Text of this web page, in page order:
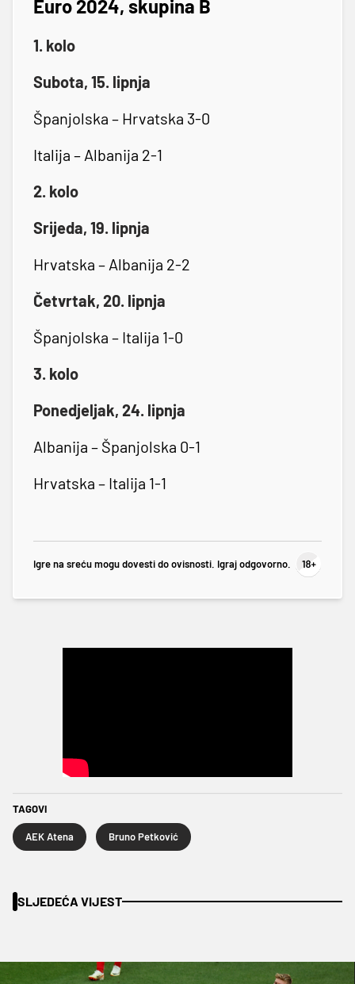
Euro 2024, skupina B
1. kolo
Subota, 15. lipnja
Španjolska – Hrvatska 3-0
Italija – Albanija 2-1
2. kolo
Srijeda, 19. lipnja
Hrvatska – Albanija 2-2
Četvrtak, 20. lipnja
Španjolska – Italija 1-0
3. kolo
Ponedjeljak, 24. lipnja
Albanija – Španjolska 0-1
Hrvatska – Italija 1-1
Igre na sreću mogu dovesti do ovisnosti. Igraj odgovorno.
TAGOVI
AEK Atena Bruno Petković
SLJEDEĆA VIJEST